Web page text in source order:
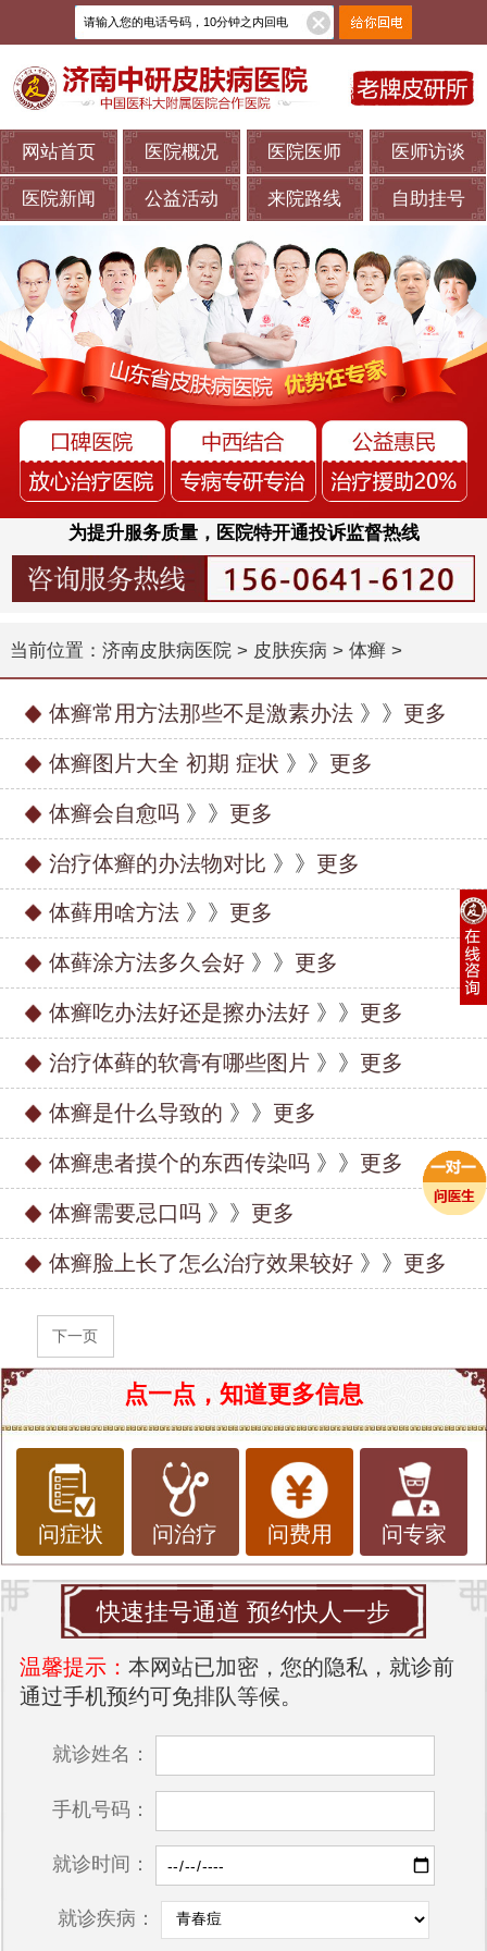
网站首页 医院概况 医院医师 医师访谈
医院新闻 公益活动 来院路线 自助挂号
为提升服务质量，医院特开通投诉监督热线
当前位置： 济南皮肤病医院> 皮肤疾病 > 体癣>
体癣常用方法那些不是激素办法》》 更多
体癣图片大全 初期 症状 》》 更多
体癣会自愈吗》》 更多
治疗体癣的办法物对比 》》 更多
体藓用啥方法》》 更多
体藓涂方法多久会好》》 更多
体癣吃办法好还是擦办法好》》 更多
治疗体藓的软膏有哪些图片》》 更多
体癣是什么导致的 》》 更多
体癣患者摸个的东西传染吗》》 更多
体癣需要忌口吗》》 更多
体癣脸上长了怎么治疗效果较好》》 更多
下一页
点一点，知道更多信息
问症状 问治疗 问费用 问专家
快速挂号通道 预约快人一步
温馨提示： 本网站已加密，您的隐私，就诊前
通过手机预约可免排队等候。
就诊姓名：
手机号码：
就诊时间：
就诊疾病：